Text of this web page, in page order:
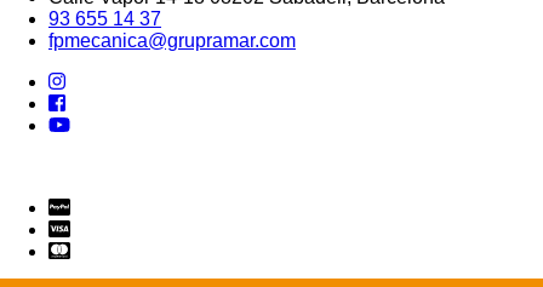
93 655 14 37
fpmecanica@grupramar.com